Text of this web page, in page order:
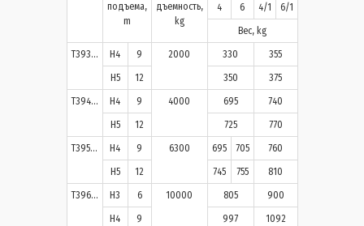
подъема,
m
дъемность,
kg
4 6 4/1 6/1
Вес, kg
T393… H4 9 2000 330 355
H5 12 350 375
T394… H4 9 4000 695 740
H5 12 725 770
T395… H4 9 6300 695 705 760
H5 12 745 755 810
T396… H3 6 10000 805 900
H4 9 997 1092